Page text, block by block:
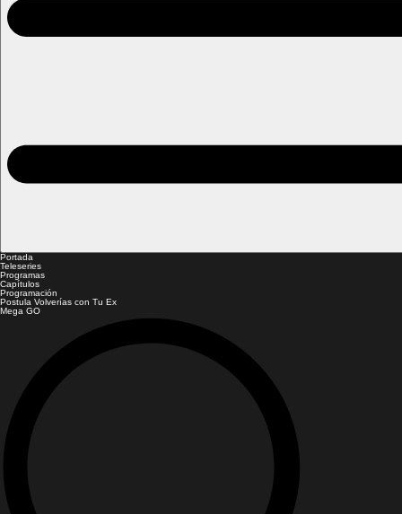
Portada
Teleseries
Programas
Capítulos
Programación
Postula Volverías con Tu Ex
Mega GO